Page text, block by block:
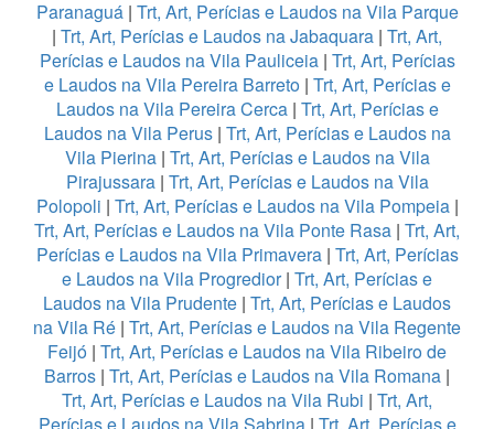
Paranaguá| Trt, Art, Perícias e Laudos na Vila Parque
| Trt, Art, Perícias e Laudos na Jabaquara | Trt, Art,
Perícias e Laudos na Vila Pauliceia| Trt, Art, Perícias
e Laudos na Vila Pereira Barreto| Trt, Art, Perícias e
Laudos na Vila Pereira Cerca| Trt, Art, Perícias e
Laudos na Vila Perus| Trt, Art, Perícias e Laudos na
Vila Pierina| Trt, Art, Perícias e Laudos na Vila
Pirajussara| Trt, Art, Perícias e Laudos na Vila
Polopoli | Trt, Art, Perícias e Laudos na Vila Pompeia|
Trt, Art, Perícias e Laudos na Vila Ponte Rasa | Trt, Art,
Perícias e Laudos na Vila Primavera| Trt, Art, Perícias
e Laudos na Vila Progredior| Trt, Art, Perícias e
Laudos na Vila Prudente | Trt, Art, Perícias e Laudos
na Vila Ré | Trt, Art, Perícias e Laudos na Vila Regente
Feijó | Trt, Art, Perícias e Laudos na Vila Ribeiro de
Barros | Trt, Art, Perícias e Laudos na Vila Romana |
Trt, Art, Perícias e Laudos na Vila Rubi | Trt, Art,